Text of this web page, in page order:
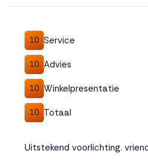
10 Service
10 Advies
10 Winkelpresentatie
10 Totaal
Uitstekend voorlichting.